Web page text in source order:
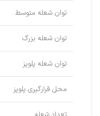
توان شعله متوسط
توان شعله بزرگ
توان شعله پلوپز
محل قرارگیری پلوپز